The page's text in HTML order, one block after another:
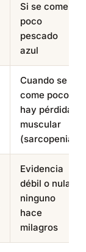
Si se come
poco
pescado
azul
Cuando se
come poco o
hay pérdida
muscular
(sarcopenia)
Evidencia
débil o nula;
ninguno
hace
milagros